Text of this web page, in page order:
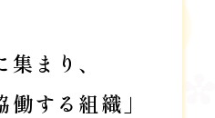
集まり、
する組織」